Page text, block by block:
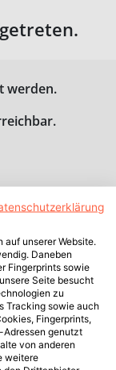
werden.
unserer Website.
Daneben
Fingerprints sowie
Seite besucht
zu
Tracking sowie auch
Fingerprints,
genutzt
von anderen
weitere